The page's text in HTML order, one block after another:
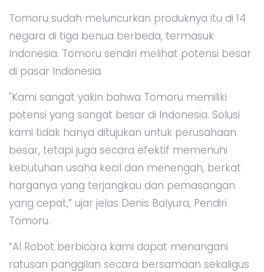
Tomoru sudah meluncurkan produknya itu di 14
negara di tiga benua berbeda, termasuk
Indonesia. Tomoru sendiri melihat potensi besar
di pasar Indonesia.
"Kami sangat yakin bahwa Tomoru memiliki
potensi yang sangat besar di Indonesia. Solusi
kami tidak hanya ditujukan untuk perusahaan
besar, tetapi juga secara efektif memenuhi
kebutuhan usaha kecil dan menengah, berkat
harganya yang terjangkau dan pemasangan
yang cepat,” ujar jelas Denis Balyura, Pendiri
Tomoru.
“AI Robot berbicara kami dapat menangani
ratusan panggilan secara bersamaan sekaligus